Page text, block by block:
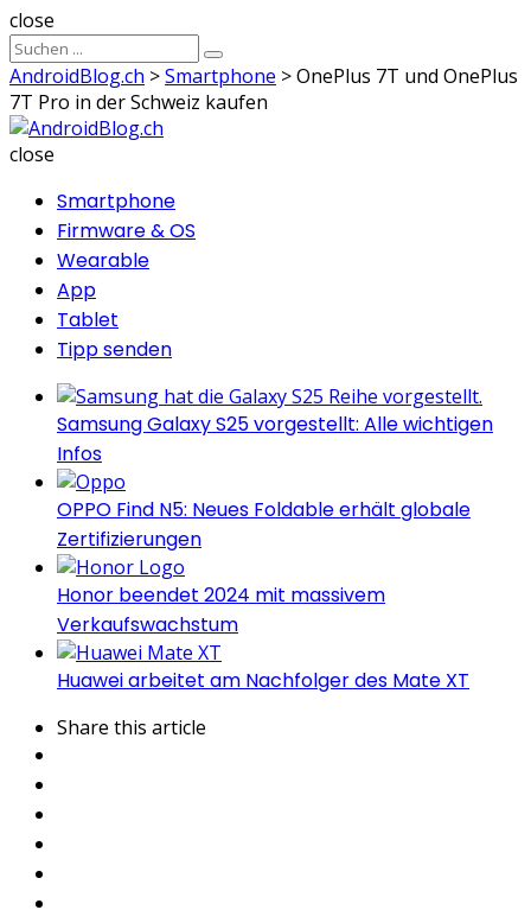
Suche
close
Sucheergebnisse
für
Suche
AndroidBlog.ch >Smartphone >OnePlus 7T und OnePlus
7T Pro in der Schweiz kaufen
close
Smartphone
Firmware & OS
Wearable
App
Tablet
Tipp senden
Samsung Galaxy S25 vorgestellt: Alle wichtigen
Infos
OPPO Find N5: Neues Foldable erhält globale
Zertifizierungen
Honor beendet 2024 mit massivem
Verkaufswachstum
Huawei arbeitet am Nachfolger des Mate XT
Share this article